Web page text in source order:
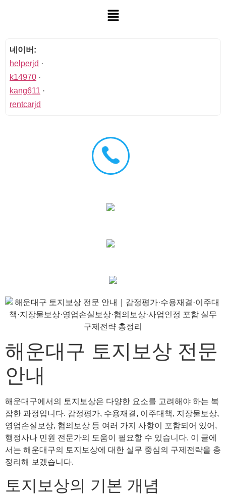
네이버:
helperjd ·
k14970 ·
kang611 ·
rentcarjd
해운대구 토지보상 전문
안내
해운대구에서의 토지보상은 다양한 요소를 고려해야 하는 복
잡한 과정입니다. 감정평가, 수용재결, 이주대책, 지장물보상,
영업손실보상, 협의보상 등 여러 가지 사항이 포함되어 있어,
행정사나 민원 전문가의 도움이 필요할 수 있습니다. 이 글에
서는 해운대구의 토지보상에 대한 실무 중심의 구제전략을 총
정리해 보겠습니다.
토지보상의 기본 개념